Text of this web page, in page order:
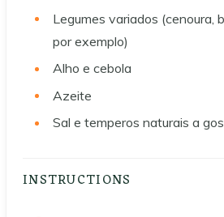
Legumes variados (cenoura,
por exemplo)
Alho e cebola
Azeite
Sal e temperos naturais a
INSTRUCTIONS